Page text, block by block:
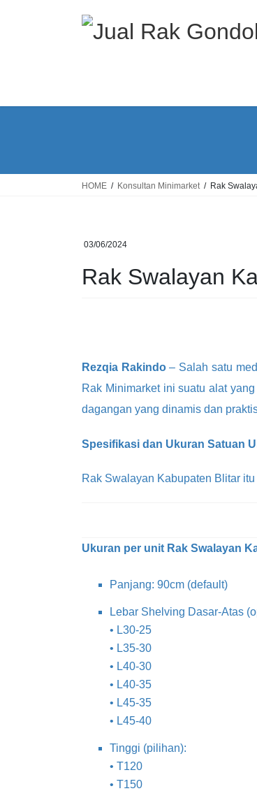
HOME Konsultan Minimarket Rak
03/06/2024
Rak Swalayan
Rezqia Rakindo– Salah satu
Rak Minimarket ini suatu alat
dagangan yang dinamis dan
Spesifikasi dan Ukuran Satuan
Rak Swalayan Kabupaten Blitar
Ukuran per unit Rak Swalayan
Panjang: 90cm (default)
Lebar Shelving Dasar-Atas
• L30-25
• L35-30
• L40-30
• L40-35
• L45-35
• L45-40
Tinggi (pilihan):
• T120
• T150